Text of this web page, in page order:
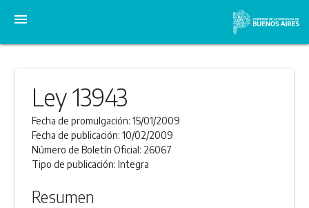
menu
Ley 13943
Fecha de promulgación:15/01/2009
Fecha de publicación:10/02/2009
Número de Boletín Oficial: 26067
Tipo de publicación:Integra
Resumen